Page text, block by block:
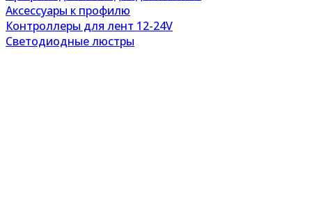
Аксессуары к профилю
Контроллеры для лент 12-24V
Светодиодные люстры